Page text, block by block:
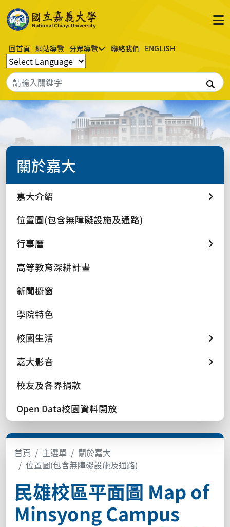
回首頁 網站導覽 分眾導覽 聯絡我們 ENGLISH
搜尋
關於嘉大
嘉大介紹
位置圖(包含無障礙設施及通路)
行事曆
高等教育深耕計畫
新聞櫥窗
學院特色
校園生活
嘉大影音
校友及各界捐款
Open Data校園資料開放
首頁 主選單
關於嘉大
位置圖(包含無障礙設施及通路)
民雄校區平面圖 Map of
Minsyong Campus